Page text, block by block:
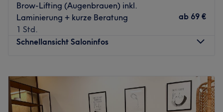
Augenbrauen dank präziser Härchenzeichnung. Das
professionelle Team verfügt über langjährige Erfahrung
und berät jeden Kunden individuell und typgerecht.
Zurück zur Salonansicht
Brow-Lifting (Augenbrauen) inkl.
Laminierung + kurze Beratung
1 Std.
ab 69 €
Schnellansicht Saloninfos
Dienstag
10:00–20:15
Mittwoch
–20:15
Donnerstag
–20:15